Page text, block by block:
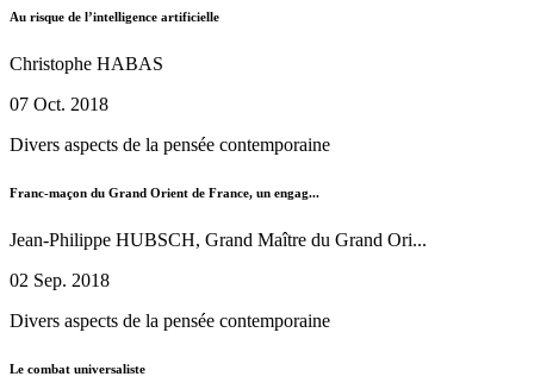
Au risque de l’intelligence artificielle
Christophe HABAS
07 Oct. 2018
Divers aspects de la pensée contemporaine
Franc-maçon du Grand Orient de France, un engag...
Jean-Philippe HUBSCH, Grand Maître du Grand Ori...
02 Sep. 2018
Divers aspects de la pensée contemporaine
Le combat universaliste